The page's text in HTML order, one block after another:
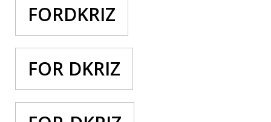
FORDKRIZ
FOR DKRIZ